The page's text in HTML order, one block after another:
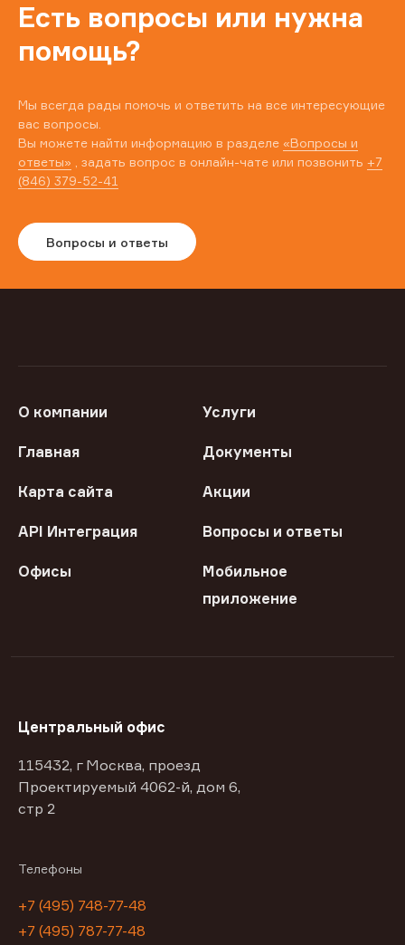
Есть вопросы или нужна
помощь?
Мы всегда рады помочь и ответить на все интересующие
вас вопросы.
Вы можете найти информацию в разделе «Вопросы и
ответы» , задать вопрос в онлайн-чате или позвонить +7
(846) 379-52-41
Вопросы и ответы
О компании Услуги
Главная Документы
Карта сайта Акции
API Интеграция Вопросы и ответы
Офисы
Мобильное
приложение
Центральный офис
115432, г Москва, проезд
Проектируемый 4062-й, дом 6,
стр 2
Телефоны
+7 (495) 748-77-48
+7 (495) 787-77-48